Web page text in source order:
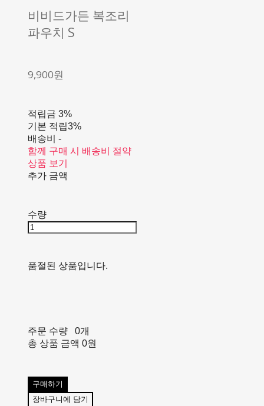
비비드가든 복조리
파우치 S
9,900원
적립금 3%
기본 적립3%
배송비 -
함께 구매 시 배송비 절약
상품 보기
추가 금액
수량
품절된 상품입니다.
주문 수량
0개
총 상품 금액 0원
구매하기
장바구니에 담기